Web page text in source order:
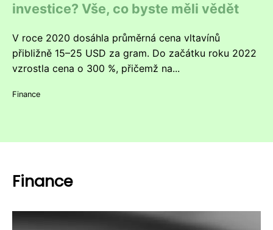
investice? Vše, co byste měli vědět
V roce 2020 dosáhla průměrná cena vltavínů
přibližně 15–25 USD za gram. Do začátku roku 2022
vzrostla cena o 300 %, přičemž na...
Finance
Finance